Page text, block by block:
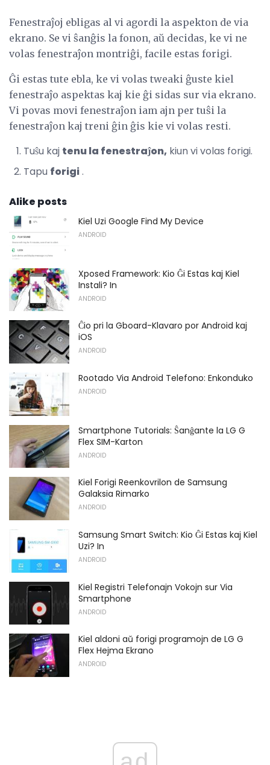
Fenestraĵoj ebligas al vi agordi la aspekton de via
ekrano. Se vi ŝanĝis la fonon, aŭ decidas, ke vi ne
volas fenestraĵon montriĝi, facile estas forigi.
Ĝi estas tute ebla, ke vi volas tweaki ĝuste kiel
fenestraĵo aspektas kaj kie ĝi sidas sur via ekrano.
Vi povas movi fenestraĵon iam ajn per tuŝi la
fenestraĵon kaj treni ĝin ĝis kie vi volas resti.
Tuŝu kaj tenu la fenestraĵon, kiun vi volas forigi.
Tapu forigi.
Alike posts
Kiel Uzi Google Find My Device
ANDROID
Xposed Framework: Kio Ĝi Estas kaj Kiel
Instali? In
ANDROID
Ĉio pri la Gboard-Klavaro por Android kaj
iOS
ANDROID
Rootado Via Android Telefono: Enkonduko
ANDROID
Smartphone Tutorials: Ŝanĝante la LG G
Flex SIM-Karton
ANDROID
Kiel Forigi Reenkovrilon de Samsung
Galaksia Rimarko
ANDROID
Samsung Smart Switch: Kio Ĝi Estas kaj Kiel
Uzi? In
ANDROID
Kiel Registri Telefonajn Vokojn sur Via
Smartphone
ANDROID
Kiel aldoni aŭ forigi programojn de LG G
Flex Hejma Ekrano
ANDROID